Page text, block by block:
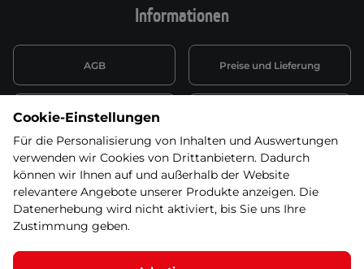
Informationen
AGB Preise und Lieferung
Datenschutzerklärung
Wiederufsbelehrung mit Link
zum Formular
Batterieentsorgung
Informationen zu Elektro-
und Elektonikgeräten
Widerruf erklären
Cookie-Einstellungen
Für die Personalisierung von Inhalten und Auswertungen
verwenden wir Cookies von Drittanbietern. Dadurch
können wir Ihnen auf und außerhalb der Website
relevantere Angebote unserer Produkte anzeigen. Die
Datenerhebung wird nicht aktiviert, bis Sie uns Ihre
Zustimmung geben.